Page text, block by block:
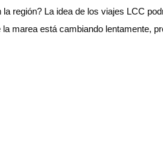
región? La idea de los viajes LCC
marea está cambiando lentamente,